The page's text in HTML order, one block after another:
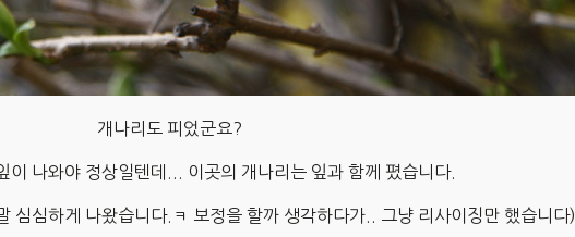
개나리도 피었군요?
이 나와야 정상일텐데... 이곳의 개나리는 잎과 함께 폈습니다.
심심하게 나왔습니다.ㅋ 보정을 할까 생각하다가.. 그냥 리사이징만 했습니다)